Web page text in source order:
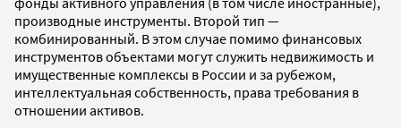
производные инструменты. Второй тип —
комбинированный. В этом случае помимо финансовых
инструментов объектами могут служить недвижимость и
имущественные комплексы в России и за рубежом,
интеллектуальная собственность, права требования в
отношении активов.